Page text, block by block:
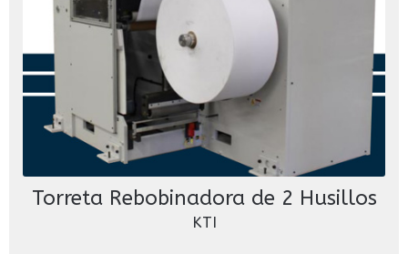
Torreta Rebobinadora de 2 Husillos
KTI